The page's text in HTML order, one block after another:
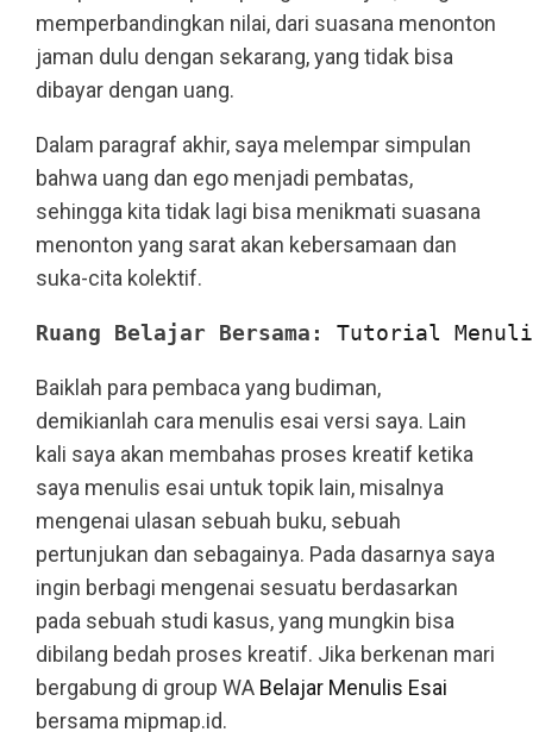
memperbandingkan nilai, dari suasana menonton
jaman dulu dengan sekarang, yang tidak bisa
dibayar dengan uang.
Dalam paragraf akhir, saya melempar simpulan
bahwa uang dan ego menjadi pembatas,
sehingga kita tidak lagi bisa menikmati suasana
menonton yang sarat akan kebersamaan dan
suka-cita kolektif.
Ruang Belajar Bersama: Tutorial
Baiklah para pembaca yang budiman,
demikianlah cara menulis esai versi saya. Lain
kali saya akan membahas proses kreatif ketika
saya menulis esai untuk topik lain, misalnya
mengenai ulasan sebuah buku, sebuah
pertunjukan dan sebagainya. Pada dasarnya saya
ingin berbagi mengenai sesuatu berdasarkan
pada sebuah studi kasus, yang mungkin bisa
dibilang bedah proses kreatif. Jika berkenan mari
bergabung di group WA Belajar Menulis Esai
bersama mipmap.id.